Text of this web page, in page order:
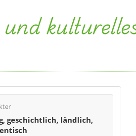
geschichtlich, ländlich,